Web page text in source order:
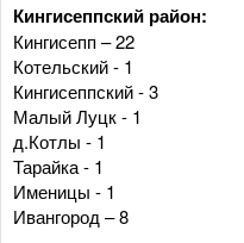
Кингисеппский район:
Кингисепп – 22
Котельский - 1
Кингисеппский - 3
Малый Луцк - 1
д.Котлы - 1
Тарайка - 1
Именицы - 1
Ивангород – 8